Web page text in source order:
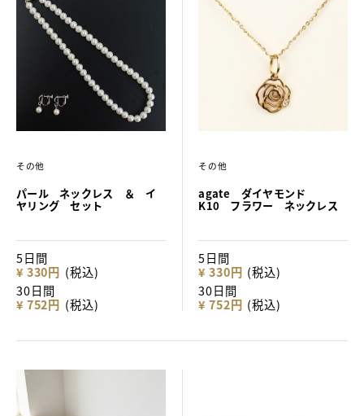
その他
パール ネックレス ＆ イ
ヤリング セット
5日間
¥ 330円 (税込)
30日間
¥ 752円 (税込)
その他
agate ダイヤモンド
K10 フラワー ネックレス
5日間
¥ 330円 (税込)
30日間
¥ 752円 (税込)